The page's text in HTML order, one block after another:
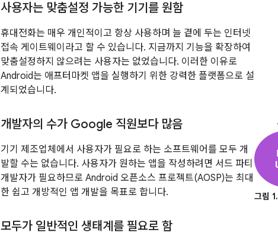
사용자는 맞춤설정 가능한 기기를 원함
그림 1.
휴대전화는 매우 개인적이고 항상 사용하며 늘 곁에 두는 인터넷
접속 게이트웨이라고 할 수 있습니다. 지금까지 기능을 확장하여
맞춤설정하지 않으려는 사용자는 없었습니다. 이러한 이유로
Android는 애프터마켓 앱을 실행하기 위한 강력한 플랫폼으로 설
계되었습니다.
개발자의 수가 Google 직원보다 많음
기기 제조업체에서 사용자가 필요로 하는 소프트웨어를 모두 개
발할 수는 없습니다. 사용자가 원하는 앱을 작성하려면 서드 파티
개발자가 필요하므로 Android 오픈소스 프로젝트(AOSP)는 최대
한 쉽고 개방적인 앱 개발을 목표로 합니다.
모두가 일반적인 생태계를 필요로 함